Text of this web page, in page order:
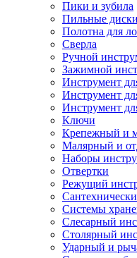
Пики и зубила
Пильные диски
Полотна для
Сверла
Ручной
Зажимной
Инструмент
Инструмент
Инструмент
Ключи
Крепежный и
Малярный и
Наборы
Отвертки
Режущий
Системы
Слесарный
Столярный
Ударный и